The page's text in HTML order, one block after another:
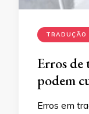
TRADUÇÃO
Erros de
podem
Erros em